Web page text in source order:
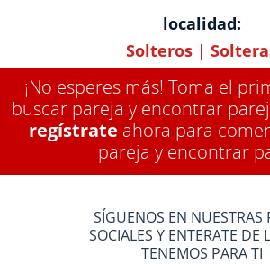
localidad:
Solteros |
¡No esperes más! Toma el
buscar pareja y encontrar
regístrate ahora para
pareja y encontrar
SÍGUENOS EN NUESTRAS
SOCIALES Y ENTERATE DE
TENEMOS PARA TI